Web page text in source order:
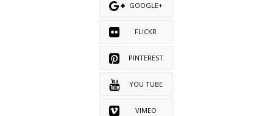
GOOGLE+
FLICKR
PINTEREST
YOU TUBE
VIMEO